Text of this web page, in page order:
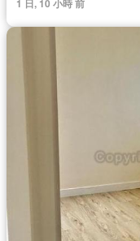
1 日, 10 小時 前